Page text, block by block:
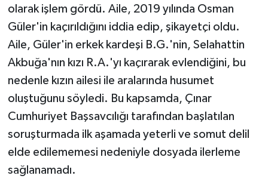
olarak işlem gördü. Aile, 2019 yılında Osman
Güler'in kaçırıldığını iddia edip, şikayetçi oldu.
Aile, Güler'in erkek kardeşi B.G.'nin, Selahattin
Akbuğa'nın kızı R.A.'yı kaçırarak evlendiğini, bu
nedenle kızın ailesi ile aralarında husumet
oluştuğunu söyledi. Bu kapsamda, Çınar
Cumhuriyet Başsavcılığı tarafından başlatılan
soruşturmada ilk aşamada yeterli ve somut delil
elde edilememesi nedeniyle dosyada ilerleme
sağlanamadı.